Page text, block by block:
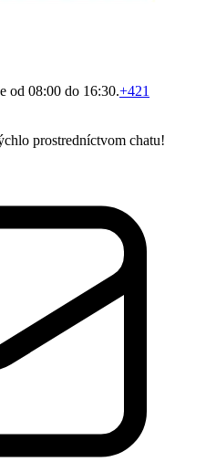
od 08:00 do 16:30.+421
prostredníctvom chatu!